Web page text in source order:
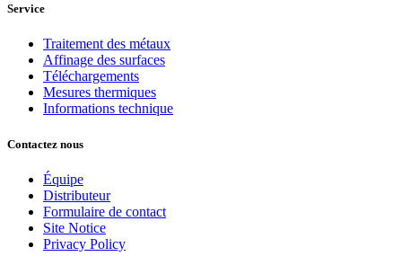
Service
Traitement des métaux
Affinage des surfaces
Téléchargements
Mesures thermiques
Informations technique
Contactez nous
Équipe
Distributeur
Formulaire de contact
Site Notice
Privacy Policy